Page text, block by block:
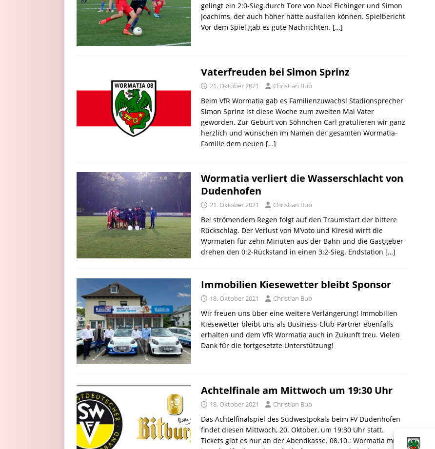
gelingt ein 2:0-Sieg durch Tore von Noel Eichinger und Simon
Joachims, der auch höher hätte ausfallen können. Spielbericht
Vor dem Spiel gab es gute Nachrichten. […]
Vaterfreuden bei Simon Sprinz
21. Oktober 2021 Christian Bub
Beim VfR Wormatia gab es Familienzuwachs! Stadionsprecher
Simon Sprinz ist diese Woche zum zweiten Mal Vater
geworden. Zur Geburt von Söhnchen Carl gratulieren wir ganz
herzlich und wünschen im Namen der gesamten Wormatia-
Familie dem neuen […]
Wormatia verliert die Wasserschlacht von
Dudenhofen
21. Oktober 2021 Christian Bub
Bei strömendem Regen folgt auf den Traumstart der bittere
Rückschlag. Der Verlust von M’voto und Kireski wirft die
Wormaten für zehn Minuten aus der Bahn und die Gastgeber
drehen den 0:2-Rückstand in einen 3:2-Sieg. Endstation […]
Immobilien Kiesewetter bleibt Sponsor
18. Oktober 2021 Christian Bub
Wir freuen uns über eine weitere Verlängerung! Immobilien
Kiesewetter bleibt uns als Business-Club-Partner ebenfalls
erhalten und dem VfR Wormatia auch in Zukunft treu. Vielen
Dank für die fortgesetzte Unterstützung!
Achtelfinale am Mittwoch um 19:30 Uhr
18. Oktober 2021 Christian Bub
Das Achtelfinalspiel des Südwestpokals beim FV Dudenhofen
findet diesen Mittwoch, 20. Oktober, um 19:30 Uhr statt.
Tickets gibt es nur an der Abendkasse. 08.10.: Wormatia muss